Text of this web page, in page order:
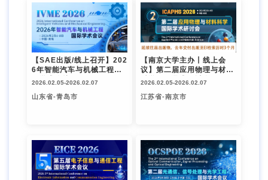
【SAE出版/线上召开】202
6年智能汽车与机械工程国
际学术会议（IVME 2026）
2026.02.05-2026.02.07
山东省-青岛市
【南京大学主办丨线上会
议】第二届应用物理与材料
科学国际学术研讨会（ICA
2026.02.05-2026.02.07
江苏省-南京市